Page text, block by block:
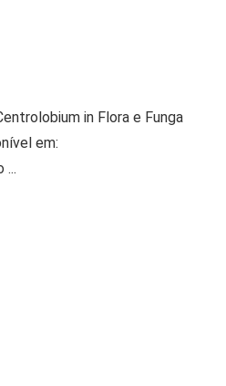
in Flora e Funga
em:
...